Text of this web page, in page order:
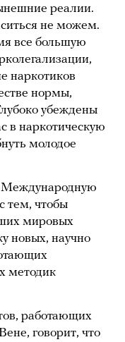
реалии.
не можем.
все большую
наркотиков
нормы,
убеждены
в наркотическую
молодое
Международную
тем, чтобы
мировых
новых, научно
методик
работающих
говорит, что